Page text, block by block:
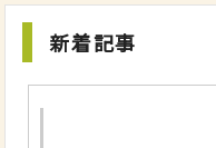
新着記事